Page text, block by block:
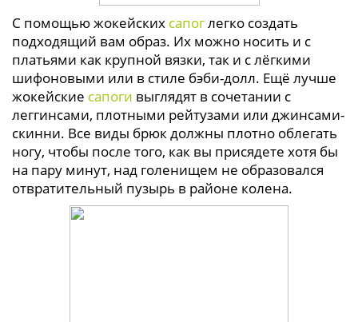
С помощью жокейских сапоглегко создать
подходящий вам образ. Их можно носить и с
платьями как крупной вязки, так и с лёгкими
шифоновыми или в стиле бэби-долл. Ещё лучше
жокейские сапоги выглядят в сочетании с
леггинсами, плотными рейтузами или джинсами-
скинни. Все виды брюк должны плотно облегать
ногу, чтобы после того, как вы присядете хотя бы
на пару минут, над голенищем не образовался
отвратительный пузырь в районе колена.